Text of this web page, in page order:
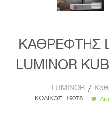
ΚΑΘΡΕΦΤΗΣ
LUMINOR
LUMINOR /
ΚΩΔΙΚΟΣ: 19078